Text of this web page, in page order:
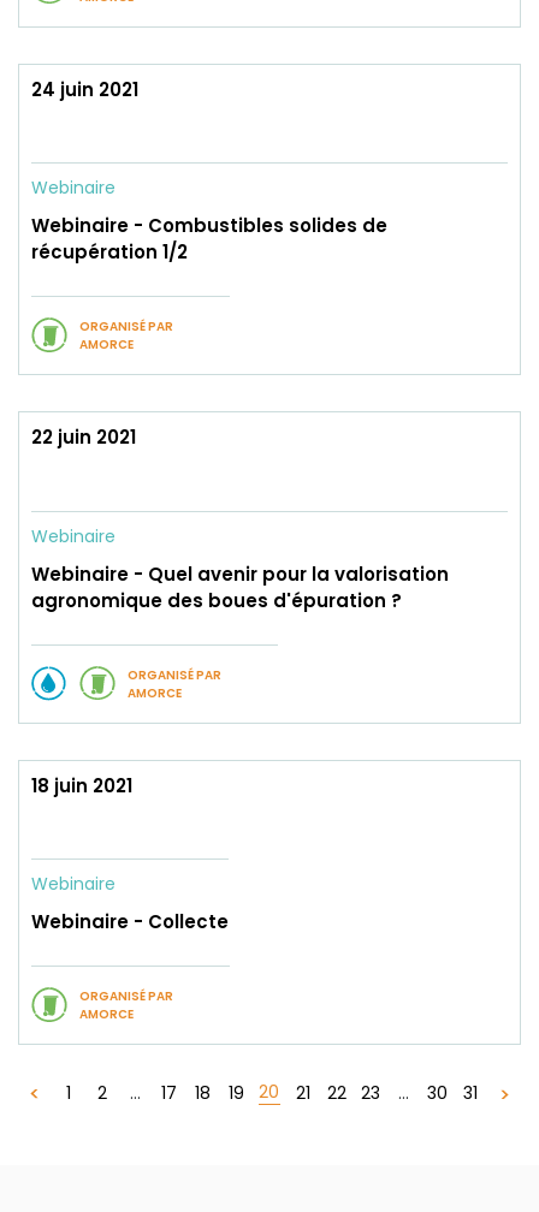
24 juin 2021
Webinaire
Webinaire - Combustibles solides de
récupération 1/2
ORGANISÉ PAR
AMORCE
22 juin 2021
Webinaire
Webinaire - Quel avenir pour la valorisation
agronomique des boues d'épuration ?
ORGANISÉ PAR
AMORCE
18 juin 2021
Webinaire
Webinaire - Collecte
ORGANISÉ PAR
AMORCE
1 2 ... 17 18 19 20 21 22 23 ... 30 31